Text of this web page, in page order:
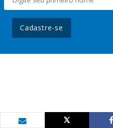
Cadastre-se